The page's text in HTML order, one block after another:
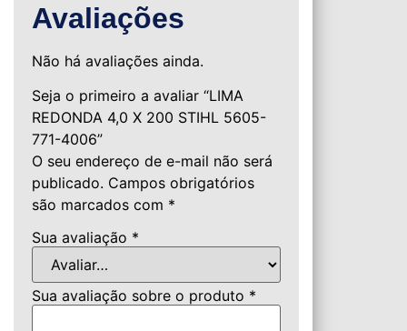
Avaliações
Não há avaliações ainda.
Seja o primeiro a avaliar “LIMA
REDONDA 4,0 X 200 STIHL 5605-
771-4006”
O seu endereço de e-mail não será
publicado. Campos obrigatórios
são marcados com *
Sua avaliação *
Sua avaliação sobre o produto *